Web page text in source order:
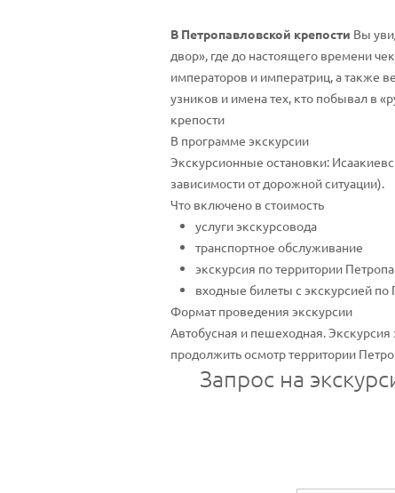
В Петропавловской крепости Вы
двор», где до настоящего времени
императоров и императриц, а также
узников и имена тех, кто побывал в
крепости
В программе экскурсии
Экскурсионные остановки:
зависимости от дорожной ситуации).
Что включено в стоимость
услуги экскурсовода
транспортное обслуживание
экскурсия по территории
входные билеты с экскурсией по
Формат проведения экскурсии
Автобусная и пешеходная.
продолжить осмотр территории
Запрос на